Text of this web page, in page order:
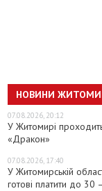
НОВИНИ
07.08.2026, 20:12
У Житомирі
«Дракон»
07.08.2026, 17:40
У Житомирській
готові платити до 30